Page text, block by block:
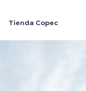
Tienda Copec